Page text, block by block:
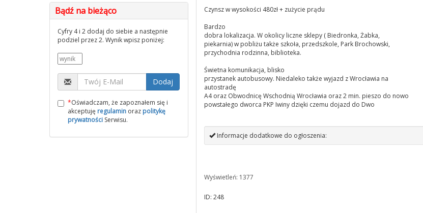
Bądź na bieżąco
Cyfry 4 i 2 dodaj do siebie a następnie
podziel przez 2. Wynik wpisz poniżej:
Dodaj
*Oświadczam, że zapoznałem się i
akceptuję regulamin oraz politykę
prywatności Serwisu.
Czynsz w wysokości 480zł + zużycie prądu
Bardzo
dobra lokalizacja. W okolicy liczne sklepy ( Biedronka, Żabka,
piekarnia) w pobliżu także szkoła, przedszkole, Park Brochowski,
przychodnia rodzinna, biblioteka.
Świetna komunikacja, blisko
przystanek autobusowy. Niedaleko także wyjazd z Wrocławia na
autostradę
A4 oraz Obwodnicę Wschodnią Wrocławia oraz 2 min. pieszo do nowo
powstałego dworca PKP Iwiny dzięki czemu dojazd do Dwo
Informacje dodatkowe do ogłoszenia:
Wyświetleń: 1377
ID: 248